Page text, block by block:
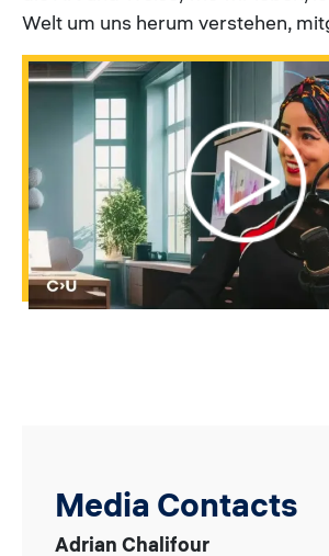
Welt um uns herum verstehen,
Media Contacts
Adrian Chalifour